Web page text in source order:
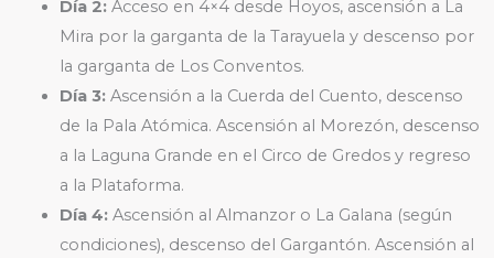
Día 2:Acceso en 4×4 desde Hoyos, ascensión a La
Mira por la garganta de la Tarayuela y descenso por
la garganta de Los Conventos.
Día 3:Ascensión a la Cuerda del Cuento, descenso
de la Pala Atómica. Ascensión al Morezón, descenso
a la Laguna Grande en el Circo de Gredos y regreso
a la Plataforma.
Día 4:Ascensión al Almanzor o La Galana (según
condiciones), descenso del Gargantón. Ascensión al